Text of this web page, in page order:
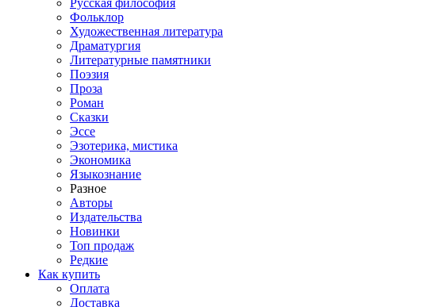
Русская философия
Фольклор
Художественная литература
Драматургия
Литературные памятники
Поэзия
Проза
Роман
Сказки
Эссе
Эзотерика, мистика
Экономика
Языкознание
Разное
Авторы
Издательства
Новинки
Топ продаж
Редкие
Как купить
Оплата
Доставка